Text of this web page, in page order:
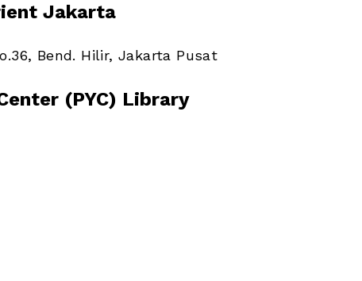
Jakarta
Bend. Hilir, Jakarta Pusat
(PYC) Library